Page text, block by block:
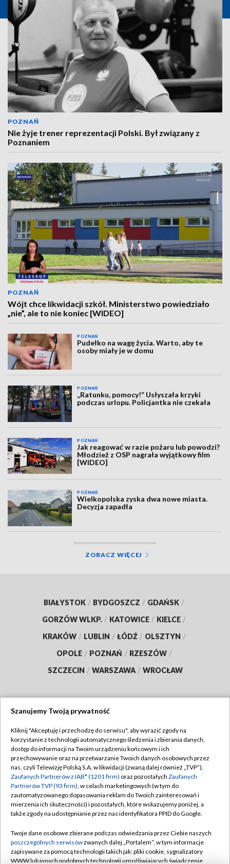
POZNAŃ
Nie żyje trener reprezentacji Polski. Był związany z
Poznaniem
POZNAŃ
Wójt chce likwidacji szkół. Ministerstwo powiedziało
„nie”, ale to nie koniec [WIDEO]
POZNAŃ
Pudełko na wagę życia. Warto, aby te
osoby miały je w domu
POZNAŃ
„Ratunku, pomocy!” Usłyszała krzyki
podczas urlopu. Policjantka nie czekała
POZNAŃ
Jak reagować w razie pożaru lub powodzi?
Młodzież z OSP nagrała wyjątkowy film
[WIDEO]
POZNAŃ
Wielkopolska zyska dwa nowe miasta.
Decyzja zapadła
ZOBACZ WIĘCEJ
BIAŁYSTOK / BYDGOSZCZ / GDAŃSK /
GORZÓW WLKP. / KATOWICE / KIELCE /
KRAKÓW / LUBLIN / ŁÓDŹ / OLSZTYN /
OPOLE / POZNAŃ / RZESZÓW /
SZCZECIN / WARSZAWA / WROCŁAW
TVP
Abonament TVP
Emisja w TVP
Centrum informacji TVP
Naziemna Telewizja Cyfrowa
Rada Programowa
System NOS
Regulamin TVP
Polityka prywatności
Moje zgody
Pomoc
Kontakt
Szanujemy Twoją prywatność
Kliknij "Akceptuję i przechodzę do serwisu", aby wyrazić zgody na
korzystanie z technologii automatycznego śledzenia i zbierania danych,
dostęp do informacji na Twoim urządzeniu końcowym i ich
przechowywanie oraz na przetwarzanie Twoich danych osobowych przez
nas, czyli Telewizję Polską S.A. w likwidacji (zwaną dalej również „TVP”),
Zaufanych Partnerów z IAB* (1201 firm) oraz pozostałych Zaufanych
Partnerów TVP (93 firm), w celach marketingowych (w tym do
zautomatyzowanego dopasowania reklam do Twoich zainteresowań i
mierzenia ich skuteczności) i pozostałych, które wskazujemy poniżej, a
także zgody na udostępnianie przez nas identyfikatora PPID do Google.
Twoje dane osobowe zbierane podczas odwiedzania przez Ciebie naszych
poszczególnych serwisówzwanych dalej „Portalem”, w tym informacje
zapisywane za pomocą technologii takich jak: pliki cookie, sygnalizatory
WWW lub innych podobnych technologii umożliwiających świadczenie